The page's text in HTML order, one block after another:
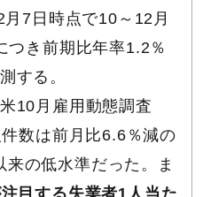
7日時点で10～12月
つき前期比年率1.2％
する。
10月雇用動態調査
数は前月比6.6％減の
の低水準だった。ま